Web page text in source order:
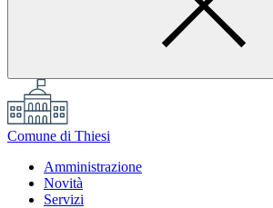
Comune di Thiesi
Amministrazione
Novità
Servizi